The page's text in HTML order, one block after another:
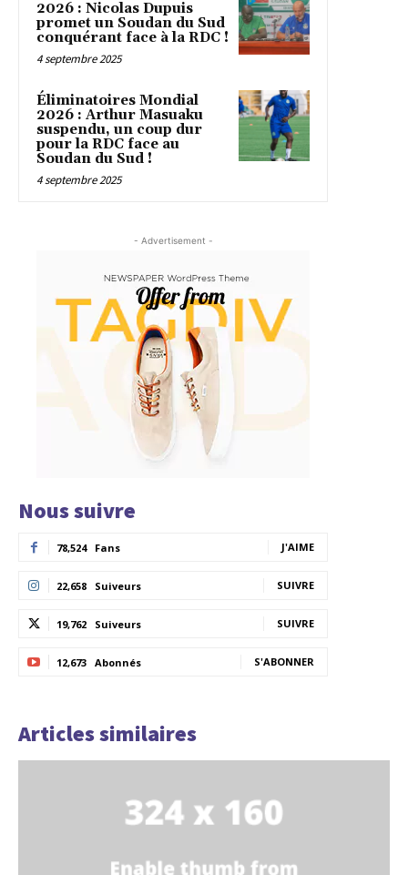
2026 : Nicolas Dupuis
promet un Soudan du Sud
conquérant face à la RDC !
4 septembre 2025
Éliminatoires Mondial
2026 : Arthur Masuaku
suspendu, un coup dur
pour la RDC face au
Soudan du Sud !
4 septembre 2025
- Advertisement -
Nous suivre
78,524 Fans J'AIME
22,658 Suiveurs SUIVRE
19,762 Suiveurs SUIVRE
12,673 Abonnés S'ABONNER
Articles similaires